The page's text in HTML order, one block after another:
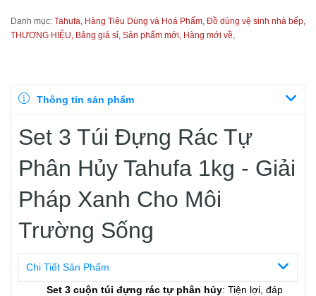
Danh mục: Tahufa, Hàng Tiêu Dùng và Hoá Phẩm, Đồ dùng vệ sinh nhà bếp,
THƯƠNG HIỆU, Bảng giá sỉ, Sản phẩm mới, Hàng mới về,
Thông tin sản phẩm
Set 3 Túi Đựng Rác Tự
Phân Hủy Tahufa 1kg - Giải
Pháp Xanh Cho Môi
Trường Sống
Chi Tiết Sản Phẩm
Set 3 cuộn túi đựng rác tự phân hủy: Tiện lợi, đáp